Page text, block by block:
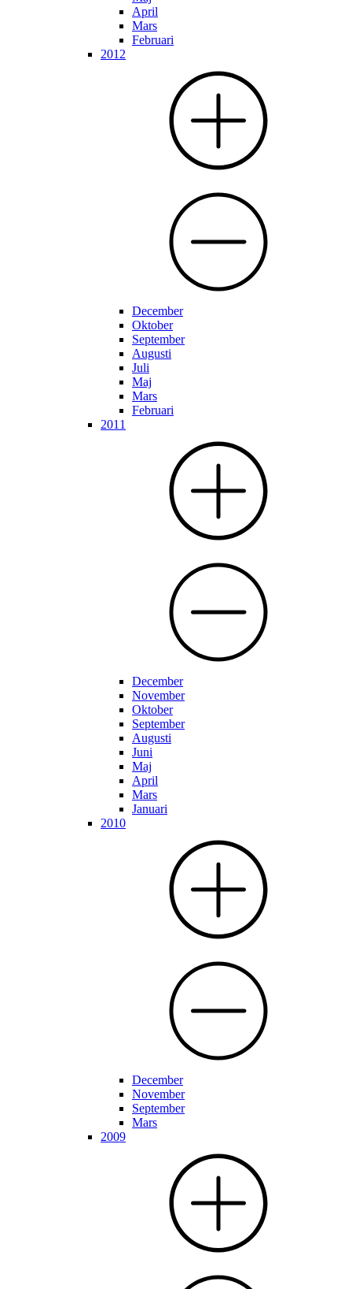
April
Mars
Februari
2012
December
Oktober
September
Augusti
Juli
Maj
Mars
Februari
2011
December
November
Oktober
September
Augusti
Juni
Maj
April
Mars
Januari
2010
December
November
September
Mars
2009